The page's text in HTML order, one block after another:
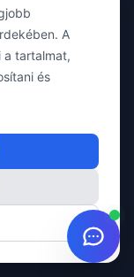
a személyre szabott
A
a tartalmat,
és